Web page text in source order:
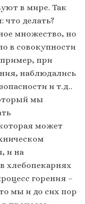
в мире. Так
что делать?
множество, но
в совокупности
при
наблюдались
и т.д..
мы
может
и на
хлебопекарнях
горения –
мы и до сих пор